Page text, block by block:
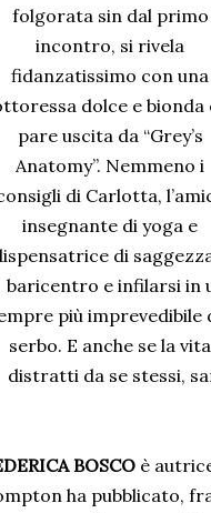
folgorata sin dal primo
incontro, si rivela
fidanzatissimo con una
dolce e bionda
pare uscita da “Grey’s
Anatomy”. Nemmeno i
di Carlotta,
insegnante di yoga e
di
baricentro e infilarsi in
più imprevedibile
serbo. E anche se la
distratti da se stessi,
BOSCO è
ha pubblicato,